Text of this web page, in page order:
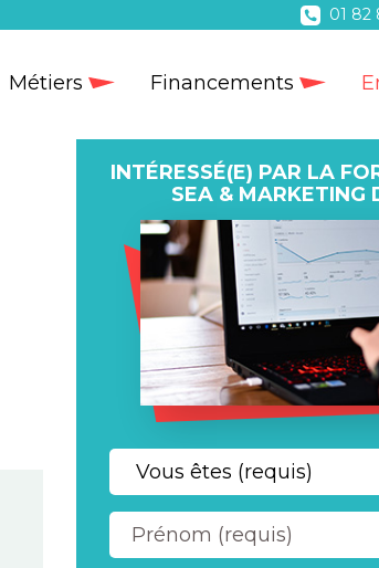
01 82
Métiers Financements
INTÉRESSÉ(E) PAR LA
SEA & MARKETING